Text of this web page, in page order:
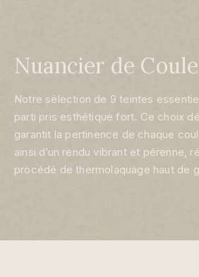
Nuancier de
Notre sélection de 9 teintes
parti pris esthétique fort. Ce choix
garantit la pertinence de chaque
ainsi d’un rendu vibrant et pérenne,
procédé de thermolaquage haut de